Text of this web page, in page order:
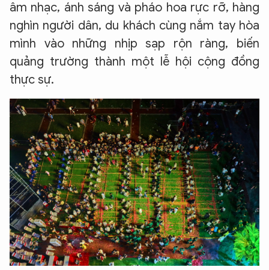
âm nhạc, ánh sáng và pháo hoa rực rỡ, hàng
nghìn người dân, du khách cùng nắm tay hòa
mình vào những nhịp sạp rộn ràng, biến
quảng trường thành một lễ hội cộng đồng
thực sự.
An Ninh Thủ Đô nhé. Tôi sẵn sàng hỗ trợ!